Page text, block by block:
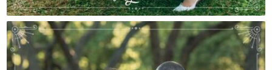
Как Достигать Своих Целей По-Женски?